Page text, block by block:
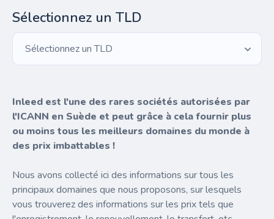
Sélectionnez un TLD
Sélectionnez un TLD
Inleed est l'une des rares sociétés autorisées par
l'ICANN en Suède et peut grâce à cela fournir plus
ou moins tous les meilleurs domaines du monde à
des prix imbattables !
Nous avons collecté ici des informations sur tous les
principaux domaines que nous proposons, sur lesquels
vous trouverez des informations sur les prix tels que